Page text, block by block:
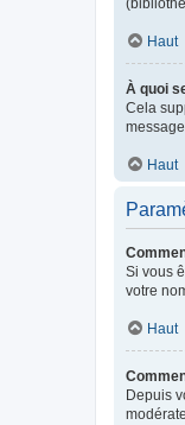
Haut
À quoi
Cela
Haut
Si vous
votre
Haut
Depuis